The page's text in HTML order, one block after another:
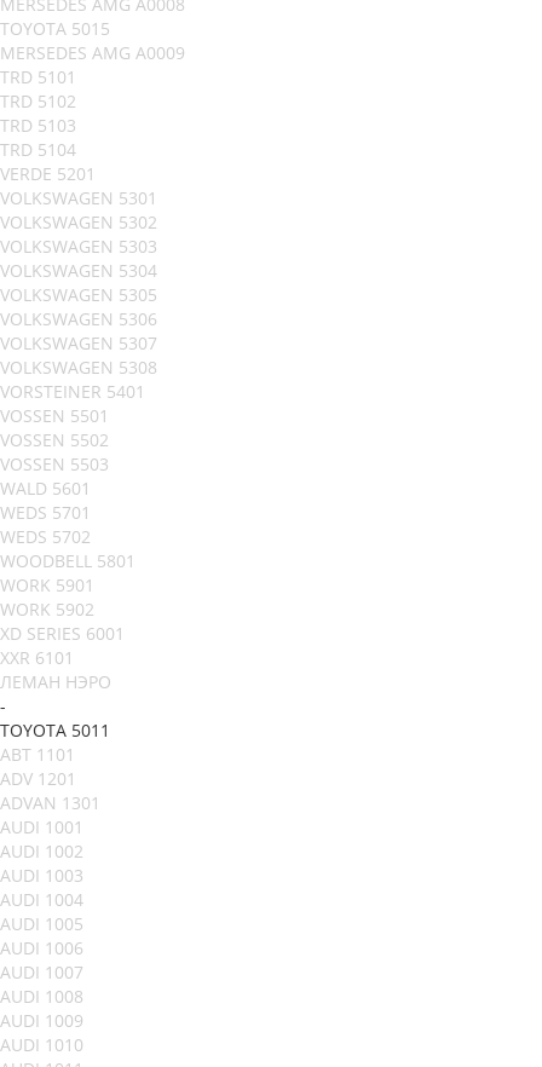
TOYOTA 5015
MERSEDES AMG A0009
TRD 5101
TRD 5102
TRD 5103
TRD 5104
VERDE 5201
VOLKSWAGEN 5301
VOLKSWAGEN 5302
VOLKSWAGEN 5303
VOLKSWAGEN 5304
VOLKSWAGEN 5305
VOLKSWAGEN 5306
VOLKSWAGEN 5307
VOLKSWAGEN 5308
VORSTEINER 5401
VOSSEN 5501
VOSSEN 5502
VOSSEN 5503
WALD 5601
WEDS 5701
WEDS 5702
WOODBELL 5801
WORK 5901
WORK 5902
XD SERIES 6001
XXR 6101
ЛЕМАН НЭРО
-
TOYOTA 5011
ABT 1101
ADV 1201
ADVAN 1301
AUDI 1001
AUDI 1002
AUDI 1003
AUDI 1004
AUDI 1005
AUDI 1006
AUDI 1007
AUDI 1008
AUDI 1009
AUDI 1010